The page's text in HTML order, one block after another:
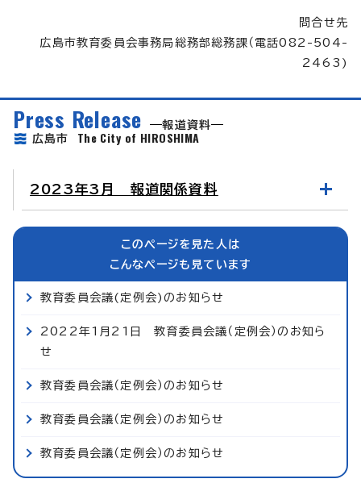
問合せ先
広島市教育委員会事務局総務部総務課（電話082-504-
2463)
Press Release
報道資料
広島市 The City of HIROSHIMA
2023年3月 報道関係資料
このページを見た人は
こんなページも見ています
教育委員会議(定例会)のお知らせ
2022年1月21日 教育委員会議（定例会）のお知ら
せ
教育委員会議（定例会）のお知らせ
教育委員会議（定例会）のお知らせ
教育委員会議（定例会）のお知らせ